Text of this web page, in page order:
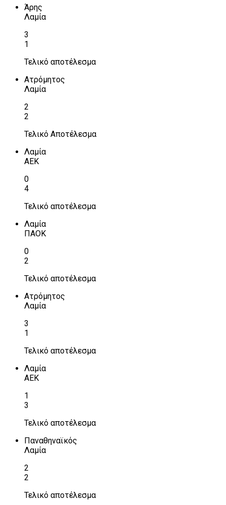
Άρης
Λαμία
3
1
Τελικό αποτέλεσμα
Ατρόμητος
Λαμία
2
2
Τελικό Αποτέλεσμα
Λαμία
ΑΕΚ
0
4
Τελικό αποτέλεσμα
Λαμία
ΠΑΟΚ
0
2
Τελικό αποτέλεσμα
Ατρόμητος
Λαμία
3
1
Τελικό αποτέλεσμα
Λαμία
ΑΕΚ
1
3
Τελικό αποτέλεσμα
Παναθηναϊκός
Λαμία
2
2
Τελικό αποτέλεσμα